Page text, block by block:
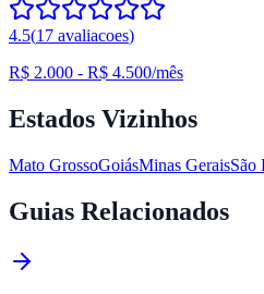
4.5(17 avaliacoes)
R$ 2.000 - R$ 4.500/mês
Estados Vizinhos
Mato GrossoGoiásMinas GeraisSão
Guias Relacionados